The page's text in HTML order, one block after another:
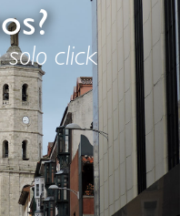
solo click